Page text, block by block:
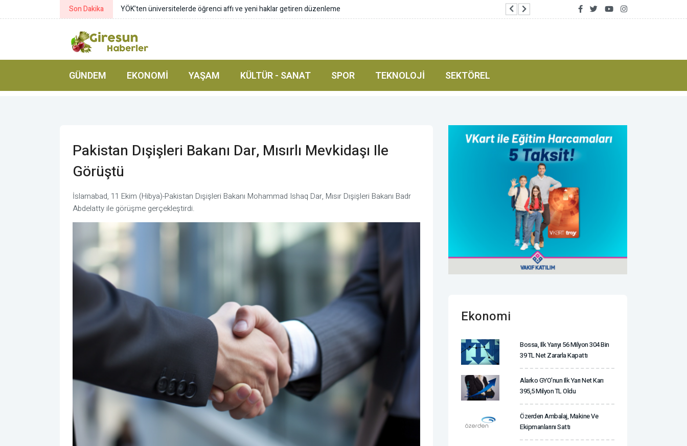
Son Dakika Yumaklı: Kelaynakların popülasyonunu güçlü bir şekilde güvence altına alıyoruz Avcılar’da makine arızası yapan tekne kurtarıldı
GÜNDEM EKONOMI YAŞAM KÜLTÜR - SANAT SPOR TEKNOLOJI SEKTÖREL
Pakistan Dışişleri Bakanı Dar, Mısırlı Mevkidaşı Ile
Görüştü
İslamabad, 11 Ekim (Hibya)-Pakistan Dışişleri Bakanı Mohammad Ishaq Dar, Mısır Dışişleri Bakanı Badr
Abdelatty ile görüşme gerçekleştirdi.
Ekonomi
Bossa, Ilk Yarıyı 56 Milyon 304 Bin
39 TL Net Zararla Kapattı
Alarko GYO'nun Ilk Yarı Net Karı
395,5 Milyon TL Oldu
Özerden Ambalaj, Makine Ve
Ekipmanlarını Sattı